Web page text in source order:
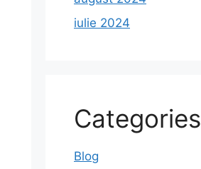
iulie 2024
Categories
Blog